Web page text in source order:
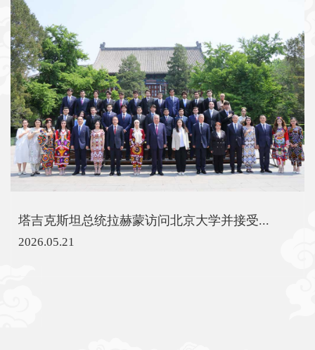
塔吉克斯坦总统拉赫蒙访问北京大学并接受...
2026.05.21